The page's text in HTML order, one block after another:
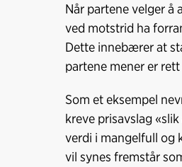
Når partene velger å
ved motstrid ha
Dette innebærer at
partene mener er
Som et eksempel
kreve prisavslag
verdi i mangelfull og
vil synes fremstår